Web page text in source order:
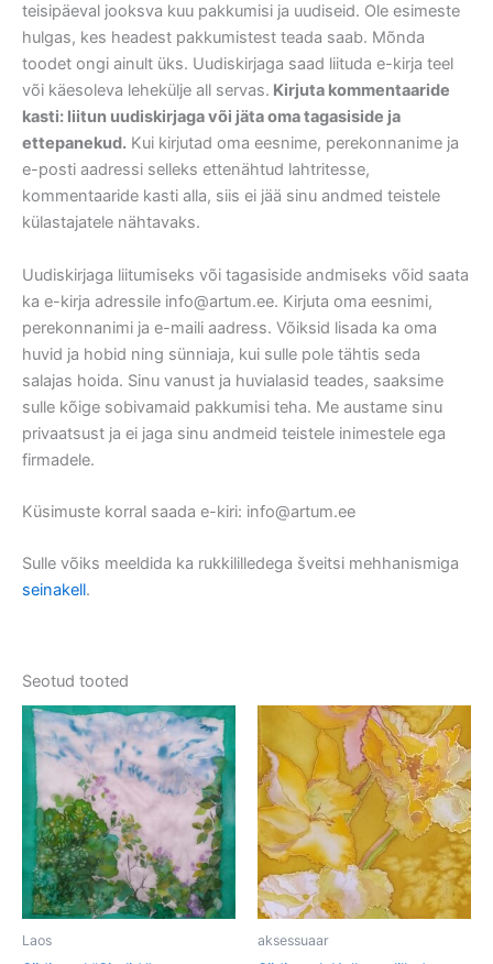
teisipäeval jooksva kuu pakkumisi ja uudiseid. Ole esimeste
hulgas, kes headest pakkumistest teada saab. Mõnda
toodet ongi ainult üks. Uudiskirjaga saad liituda e-kirja teel
või käesoleva lehekülje all servas. Kirjuta kommentaaride
kasti: liitun uudiskirjaga või jäta oma tagasiside ja
ettepanekud. Kui kirjutad oma eesnime, perekonnanime ja
e-posti aadressi selleks ettenähtud lahtritesse,
kommentaaride kasti alla, siis ei jää sinu andmed teistele
külastajatele nähtavaks.
Uudiskirjaga liitumiseks või tagasiside andmiseks võid saata
ka e-kirja adressile info@artum.ee. Kirjuta oma eesnimi,
perekonnanimi ja e-maili aadress. Võiksid lisada ka oma
huvid ja hobid ning sünniaja, kui sulle pole tähtis seda
salajas hoida. Sinu vanust ja huvialasid teades, saaksime
sulle kõige sobivamaid pakkumisi teha. Me austame sinu
privaatsust ja ei jaga sinu andmeid teistele inimestele ega
firmadele.
Küsimuste korral saada e-kiri: info@artum.ee
Sulle võiks meeldida ka rukkililledega šveitsi mehhanismiga
seinakell.
Seotud tooted
Laos aksessuaar